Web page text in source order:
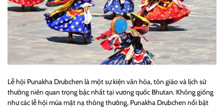
Lễ hội Punakha Drubchen là một sự kiện văn hóa, tôn giáo và lịch sử
thường niên quan trọng bậc nhất tại vương quốc Bhutan. Không giống
như các lễ hội múa mặt nạ thông thường, Punakha Drubchen nổi bật